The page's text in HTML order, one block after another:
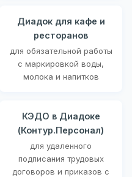
Диадок для кафе и
ресторанов
для обязательной работы
с маркировкой воды,
молока и напитков
КЭДО в Диадоке
(Контур.Персонал)
для удаленного
подписания трудовых
договоров и приказов с